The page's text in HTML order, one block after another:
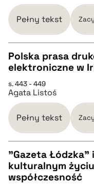
pobierz cytat
BIBTEX
pobierz cytat
Pełny tekst
pobierz cytat
BIBTEX
pobierz cytat
Polska prasa
elektroniczne w
s. 443 - 449
Agata Listoś
Pełny tekst
CZYSTY TEKST
"Gazeta Łódzka"
kulturalnym
współczesność